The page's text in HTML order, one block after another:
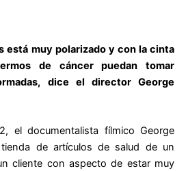
está muy polarizado y con la cinta
de cáncer puedan tomar
dice el director George
el documentalista fílmico George
de artículos de salud de un
cliente con aspecto de estar muy